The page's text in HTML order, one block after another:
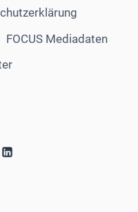
FOCUS Mediadaten